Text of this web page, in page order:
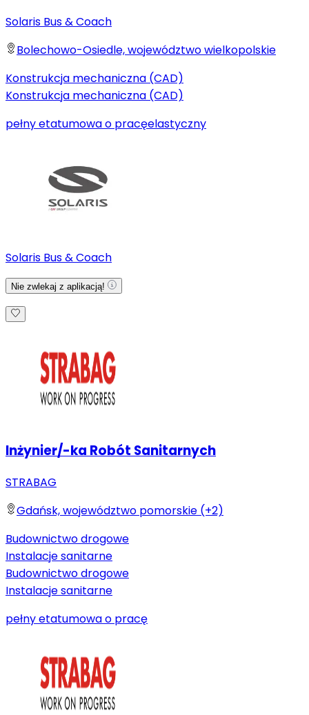
Solaris Bus & Coach
Bolechowo-Osiedle, województwo wielkopolskie
Konstrukcja mechaniczna (CAD)
Konstrukcja mechaniczna (CAD)
pełny etatumowa o pracęelastyczny
Solaris Bus & Coach
Nie zwlekaj z aplikacją!
Inżynier/-ka Robót Sanitarnych
STRABAG
Gdańsk, województwo pomorskie (+2)
Budownictwo drogowe
Instalacje sanitarne
Budownictwo drogowe
Instalacje sanitarne
pełny etatumowa o pracę